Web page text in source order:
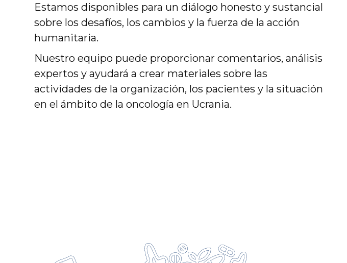
Estamos disponibles para un diálogo honesto y sustancial
sobre los desafíos, los cambios y la fuerza de la acción
humanitaria.
Nuestro equipo puede proporcionar comentarios, análisis
expertos y ayudará a crear materiales sobre las
actividades de la organización, los pacientes y la situación
en el ámbito de la oncología en Ucrania.